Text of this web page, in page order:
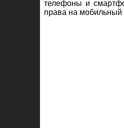
телефоны и
права на мобильный